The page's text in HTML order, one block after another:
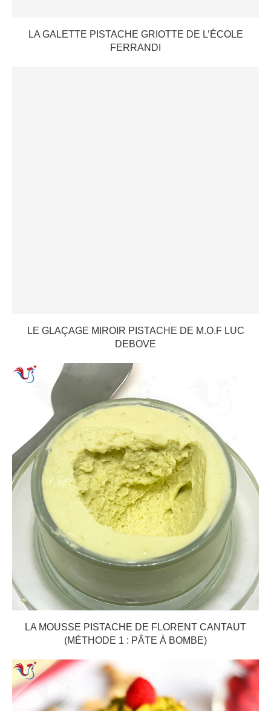
LA GALETTE PISTACHE GRIOTTE DE L’ÉCOLE
FERRANDI
LE GLAÇAGE MIROIR PISTACHE DE M.O.F LUC
DEBOVE
LA MOUSSE PISTACHE DE FLORENT CANTAUT
(MÉTHODE 1 : PÂTE À BOMBE)